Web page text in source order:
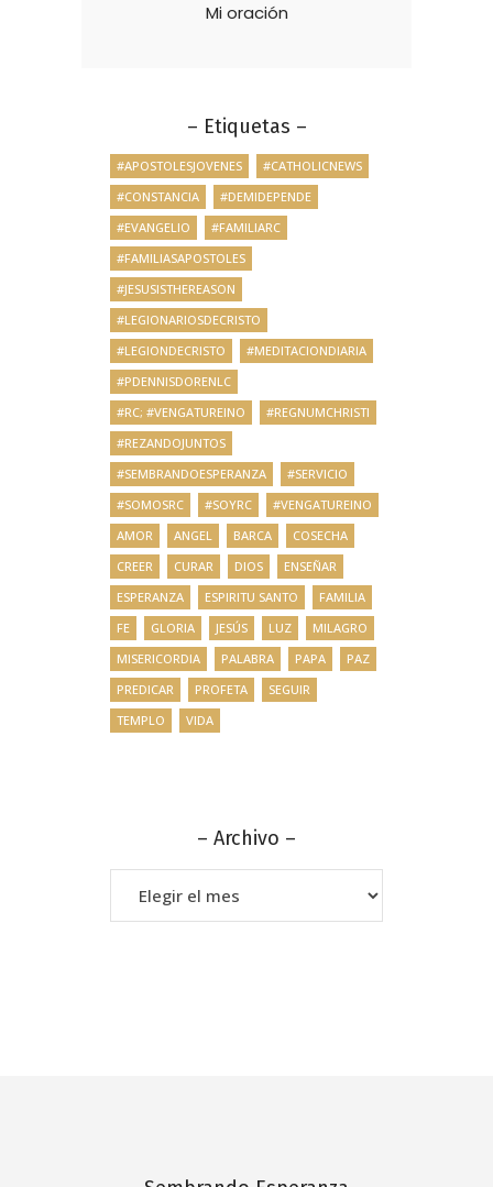
Mi oración
– Etiquetas –
#APOSTOLESJOVENES
#CATHOLICNEWS
#CONSTANCIA
#DEMIDEPENDE
#EVANGELIO
#FAMILIARC
#FAMILIASAPOSTOLES
#JESUSISTHEREASON
#LEGIONARIOSDECRISTO
#LEGIONDECRISTO
#MEDITACIONDIARIA
#PDENNISDORENLC
#RC; #VENGATUREINO
#REGNUMCHRISTI
#REZANDOJUNTOS
#SEMBRANDOESPERANZA
#SERVICIO
#SOMOSRC
#SOYRC
#VENGATUREINO
AMOR
ANGEL BARCA
COSECHA
CREER
CURAR DIOS
ENSEÑAR
ESPERANZA
ESPIRITU SANTO
FAMILIA
FE
GLORIA JESÚS LUZ
MILAGRO
MISERICORDIA
PALABRA PAPA
PAZ
PREDICAR
PROFETA
SEGUIR
TEMPLO
VIDA
– Archivo –
–
Archivo
–